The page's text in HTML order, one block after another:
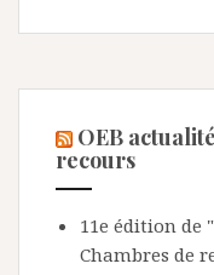
OEB
recours
11e édition de
Chambres de